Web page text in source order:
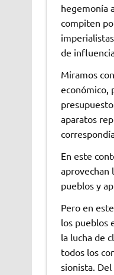
hegemonía
compiten
de
Miramos
económico,
aparatos
En este
aprovechan
pueblos y
Pero en
los pueblos
la lucha de
todos los
sionista.